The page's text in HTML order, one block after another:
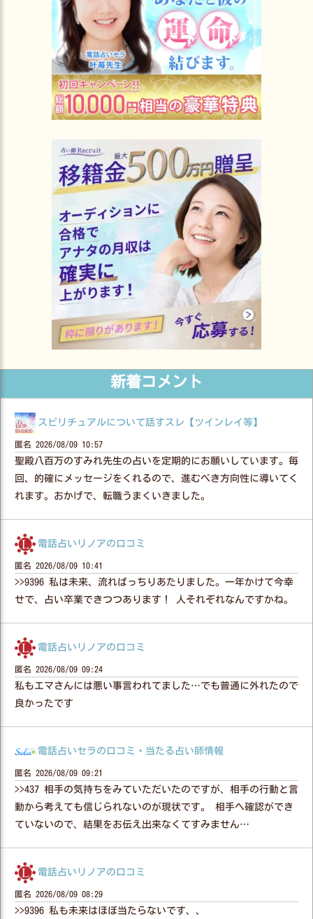
新着コメント
スピリチュアルについて話すスレ【ツインレイ等】
匿名 2026/08/09 10:57
聖殿八百万のすみれ先生の占いを定期的にお願いしています。毎
回、的確にメッセージをくれるので、進むべき方向性に導いてく
れます。おかげで、転職うまくいきました。
電話占いリノアの口コミ
匿名 2026/08/09 10:41
>>9396 私は未来、流ればっちりあたりました。一年かけて今幸
せで、占い卒業できつつあります！ 人それぞれなんですかね。
電話占いリノアの口コミ
匿名 2026/08/09 09:24
私もエマさんには悪い事言われてました…でも普通に外れたので
良かったです
電話占いセラの口コミ・当たる占い師情報
匿名 2026/08/09 09:21
>>437 相手の気持ちをみていただいたのですが、相手の行動と言
動から考えても信じられないのが現状です。 相手へ確認ができ
ていないので、結果をお伝え出来なくてすみません…
電話占いリノアの口コミ
匿名 2026/08/09 08:29
>>9396 私も未来はほぼ当たらないです、、